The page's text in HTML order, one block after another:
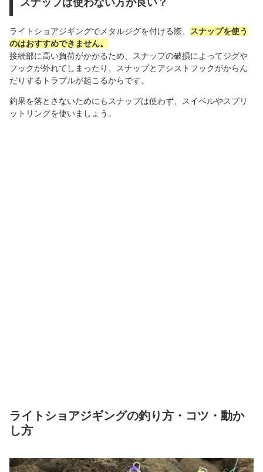
ライトショアジギングでメタルジグを付ける際、
スナップを使う
のはおすすめできません。
接続部に高い負荷がかかるため、スナップの破損によってジグや
フックが外れてしまったり、スナップとアシストフックがからん
だりするトラブルが起こるからです。
釣果を落とさないためにもスナップは使わず、スイベルやスプリ
ットリングを使いましょう。
ライトショアジギングの釣り方・コツ・動か
し方